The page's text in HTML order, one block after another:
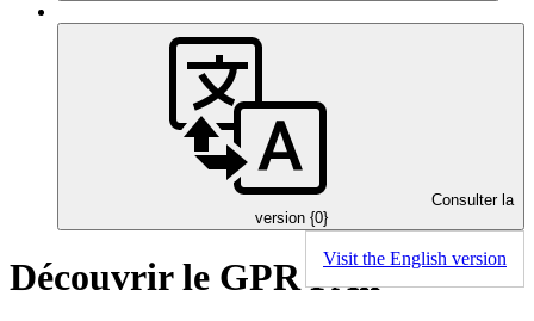
Consulter la
version {0}
Visit the English version
Découvrir le GPR FAn